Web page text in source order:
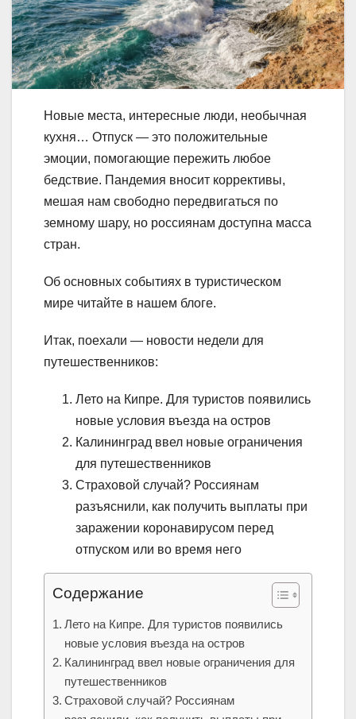
Новые места, интересные люди, необычная
кухня… Отпуск — это положительные
эмоции, помогающие пережить любое
бедствие. Пандемия вносит коррективы,
мешая нам свободно передвигаться по
земному шару, но россиянам доступна масса
стран.
Об основных событиях в туристическом
мире читайте в нашем блоге.
Итак, поехали — новости недели для
путешественников:
Лето на Кипре. Для туристов появились
новые условия въезда на остров
Калининград ввел новые ограничения
для путешественников
Страховой случай? Россиянам
разъяснили, как получить выплаты при
заражении коронавирусом перед
отпуском или во время него
Содержание
Лето на Кипре. Для туристов появились
новые условия въезда на остров
Калининград ввел новые ограничения для
путешественников
Страховой случай? Россиянам